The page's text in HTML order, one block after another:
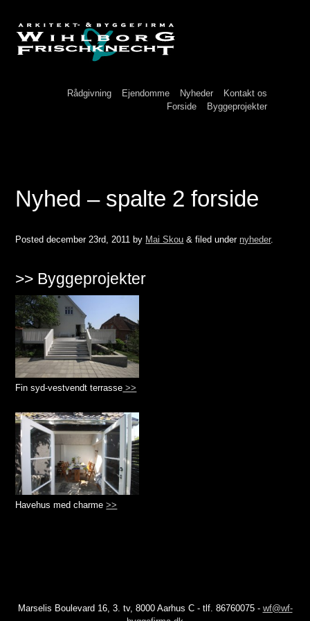
Kontakt os
Nyheder
Ejendomme
Rådgivning
Byggeprojekter
Forside
Nyhed – spalte 2 forside
Posteddecember 23rd, 2011 by Mai Skou & filed under nyheder.
>> Byggeprojekter
Fin syd-vestvendt terrasse >>
Havehus med charme>>
Marselis Boulevard 16, 3. tv, 8000 Aarhus C - tlf. 86760075 - wf@wf-